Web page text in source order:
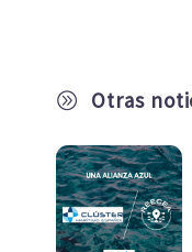
A Otras